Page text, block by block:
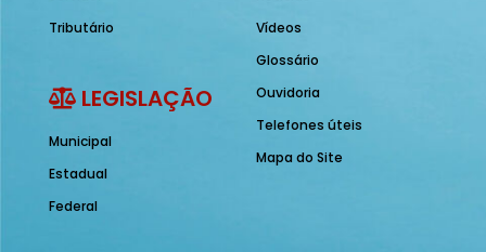
Tributário
LEGISLAÇÃO
Municipal
Estadual
Federal
Vídeos
Glossário
Ouvidoria
Telefones úteis
Mapa do Site